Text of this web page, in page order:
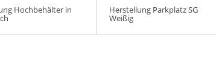
Hochbehälter in Herstellung Parkplatz SG
Weißig